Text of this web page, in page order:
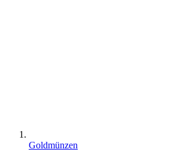
Goldmünzen